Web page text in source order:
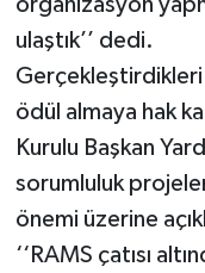
organizasyon
ulaştık’’ dedi.
ödül almaya hak
Kurulu Başkan
sorumluluk
önemi üzerine
‘‘RAMS çatısı